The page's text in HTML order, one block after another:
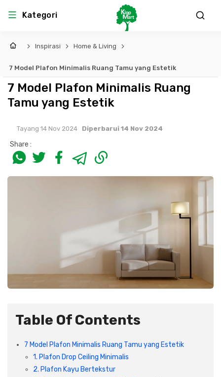
Kategori
Inspirasi Home & Living
7 Model Plafon Minimalis Ruang Tamu yang Estetik
7 Model Plafon Minimalis Ruang
Tamu yang Estetik
Tayang 14 Nov 2024 Diperbarui 14 Nov 2024
Share :
Table Of Contents
7 Model Plafon Minimalis Ruang Tamu yang Estetik
1. Plafon Drop Ceiling Minimalis
2. Plafon Kayu Bertekstur